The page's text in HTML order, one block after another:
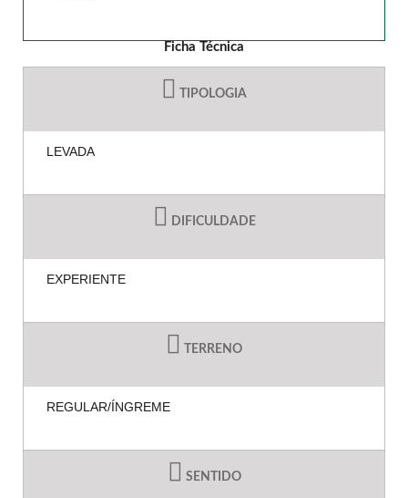
Ficha Técnica
TIPOLOGIA
LEVADA
DIFICULDADE
EXPERIENTE
TERRENO
REGULAR/ÍNGREME
SENTIDO